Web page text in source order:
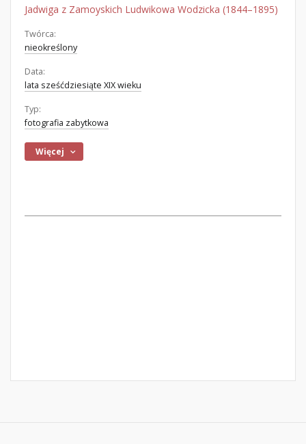
Jadwiga z Zamoyskich Ludwikowa Wodzicka (1844–1895)
Twórca:
nieokreślony
Data:
lata sześćdziesiąte XIX wieku
Typ:
fotografia zabytkowa
Więcej